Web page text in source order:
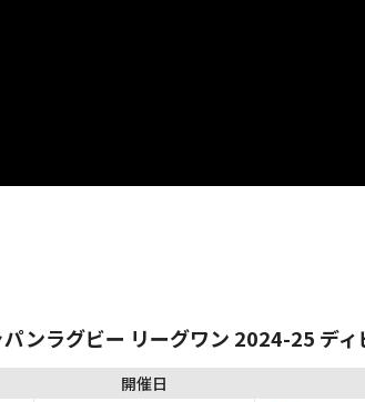
ンラグビー リーグワン 2024-25 ディ
開催日